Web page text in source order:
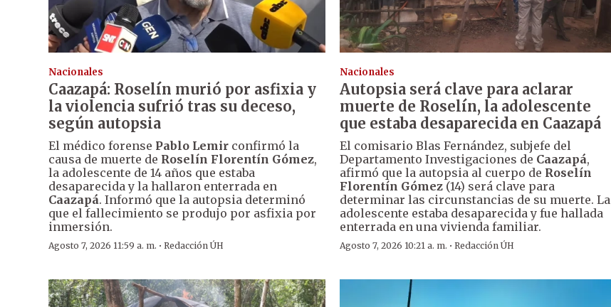
Nacionales
Caazapá: Roselín murió por asfixia y
la violencia sufrió tras su deceso,
según autopsia
El médico forense Pablo Lemir confirmó la
causa de muerte de Roselín Florentín Gómez,
la adolescente de 14 años que estaba
desaparecida y la hallaron enterrada en
Caazapá. Informó que la autopsia determinó
que el fallecimiento se produjo por asfixia por
inmersión.
Agosto 7, 2026 11:59 a. m. · Redacción ÚH
Nacionales
Autopsia será clave para aclarar
muerte de Roselín, la adolescente
que estaba desaparecida en Caazapá
El comisario Blas Fernández, subjefe del
Departamento Investigaciones de Caazapá,
afirmó que la autopsia al cuerpo de Roselín
Florentín Gómez (14) será clave para
determinar las circunstancias de su muerte. La
adolescente estaba desaparecida y fue hallada
enterrada en una vivienda familiar.
Agosto 7, 2026 10:21 a. m. ·Redacción ÚH